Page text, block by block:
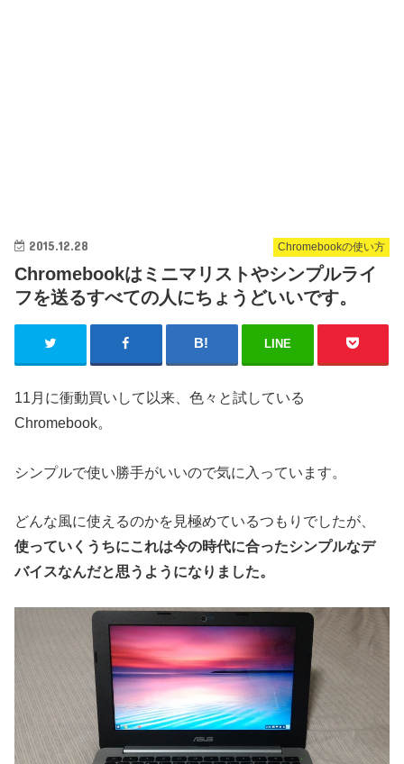
Chromebookの使い方
2015.12.28
Chromebookはミニマリストやシンプルライ
フを送るすべての人にちょうどいいです。
LINE
11月に衝動買いして以来、色々と試している
Chromebook。
シンプルで使い勝手がいいので気に入っています。
どんな風に使えるのかを見極めているつもりでしたが、
使っていくうちにこれは今の時代に合ったシンプルなデ
バイスなんだと思うようになりました。